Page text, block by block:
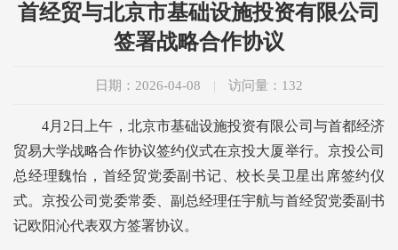
首经贸与北京市基础设施投资有限公司
签署战略合作协议
日期：2026-04-08 | 访问量： 132
4月2日上午，北京市基础设施投资有限公司与首都经济
贸易大学战略合作协议签约仪式在京投大厦举行。京投公司
总经理魏怡，首经贸党委副书记、校长吴卫星出席签约仪
式。京投公司党委常委、副总经理任宇航与首经贸党委副书
记欧阳沁代表双方签署协议。